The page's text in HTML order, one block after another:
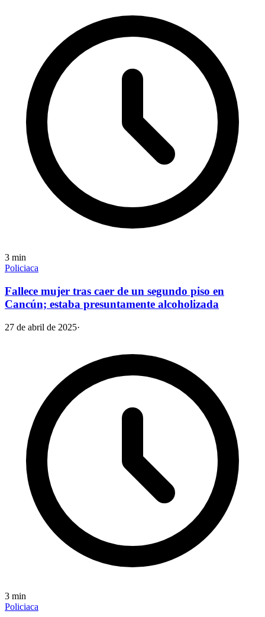
3 min
Policiaca
Fallece mujer tras caer de un segundo piso en
Cancún; estaba presuntamente alcoholizada
27 de abril de 2025·
3 min
Policiaca